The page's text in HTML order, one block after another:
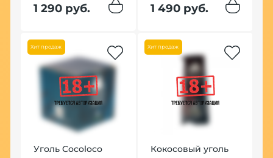
1 290 руб. 1 490 руб.
Хит продаж
Уголь Cocoloco
Хит продаж
Кокосовый уголь